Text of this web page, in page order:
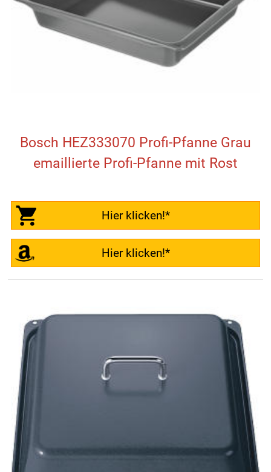
Bosch HEZ333070 Profi-Pfanne Grau
emaillierte Profi-Pfanne mit Rost
Hier klicken!*
Hier klicken!*